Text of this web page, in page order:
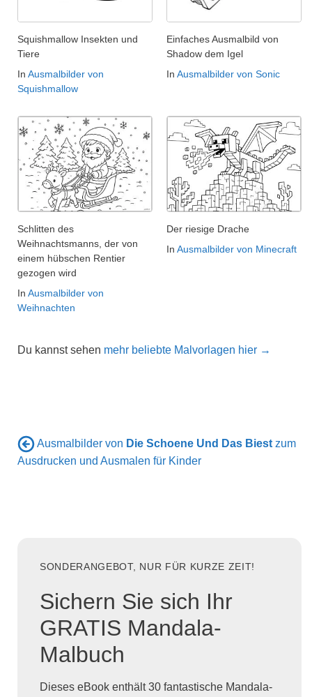
Squishmallow Insekten und
Tiere
In Ausmalbilder von
Squishmallow
Einfaches Ausmalbild von
Shadow dem Igel
In Ausmalbilder von Sonic
Schlitten des
Weihnachtsmanns, der von
einem hübschen Rentier
gezogen wird
In Ausmalbilder von
Weihnachten
Der riesige Drache
In Ausmalbilder von Minecraft
Du kannst sehen mehr beliebte Malvorlagen hier →
Ausmalbilder von Die Schoene Und Das Biest zum
Ausdrucken und Ausmalen für Kinder
SONDERANGEBOT, NUR FÜR KURZE ZEIT!
Sichern Sie sich Ihr
GRATIS Mandala-
Malbuch
Dieses eBook enthält 30 fantastische Mandala-